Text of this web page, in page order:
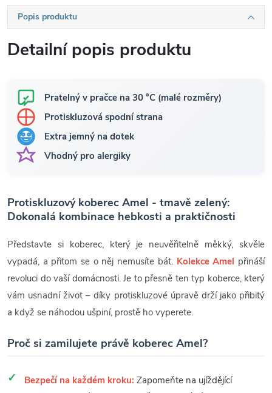
Popis produktu
Detailní popis produktu
Pratelný v pračce na 30 °C (malé rozměry)
Protiskluzová spodní strana
Extra jemný na dotek
Vhodný pro alergiky
Protiskluzový koberec Amel - tmavě zelený:
Dokonalá kombinace hebkosti a praktičnosti
Představte si koberec, který je neuvěřitelně měkký, skvěle
vypadá, a přitom se o něj nemusíte bát. Kolekce Amel přináší
revoluci do vaší domácnosti. Je to přesně ten typ koberce, který
vám usnadní život – díky protiskluzové úpravě drží jako přibitý
a když se náhodou ušpiní, prostě ho vyperete.
Proč si zamilujete právě koberec Amel?
Bezpečí na každém kroku: Zapomeňte na ujíždějící